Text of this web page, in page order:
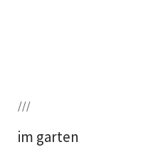
///
im garten